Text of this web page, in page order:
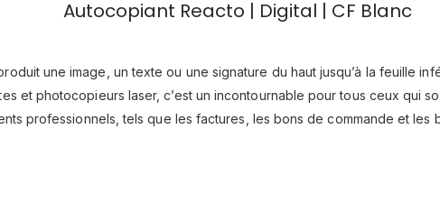
Autocopiant Reacto | Digital | CF Blanc
une image, un texte ou une signature du haut jusqu’à la feuille
et photocopieurs laser, c’est un incontournable pour tous ceux qui
professionnels, tels que les factures, les bons de commande et